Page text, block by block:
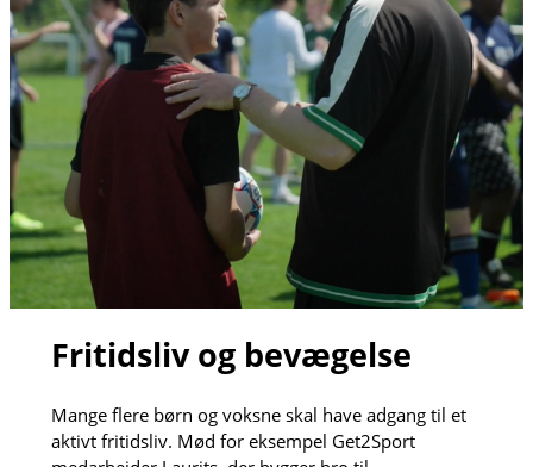
Fritidsliv og bevægelse
Mange flere børn og voksne skal have adgang til et
aktivt fritidsliv. Mød for eksempel Get2Sport